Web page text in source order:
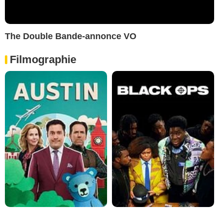
The Double Bande-annonce VO
Filmographie